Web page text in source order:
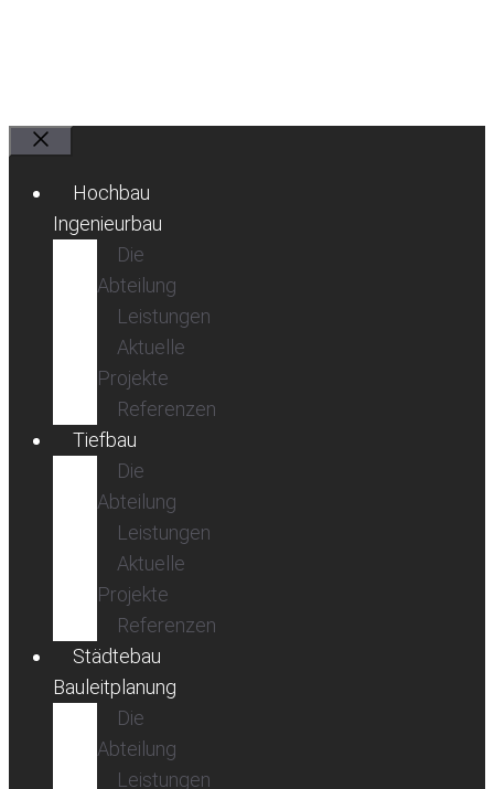
Hochbau
Ingenieurbau
Die
Abteilung
Leistungen
Aktuelle
Projekte
Referenzen
Tiefbau
Die
Abteilung
Leistungen
Aktuelle
Projekte
Referenzen
Städtebau
Bauleitplanung
Die
Abteilung
Leistungen